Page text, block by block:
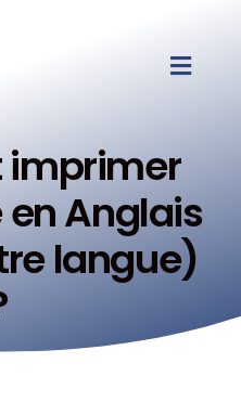
Anglais
langue)